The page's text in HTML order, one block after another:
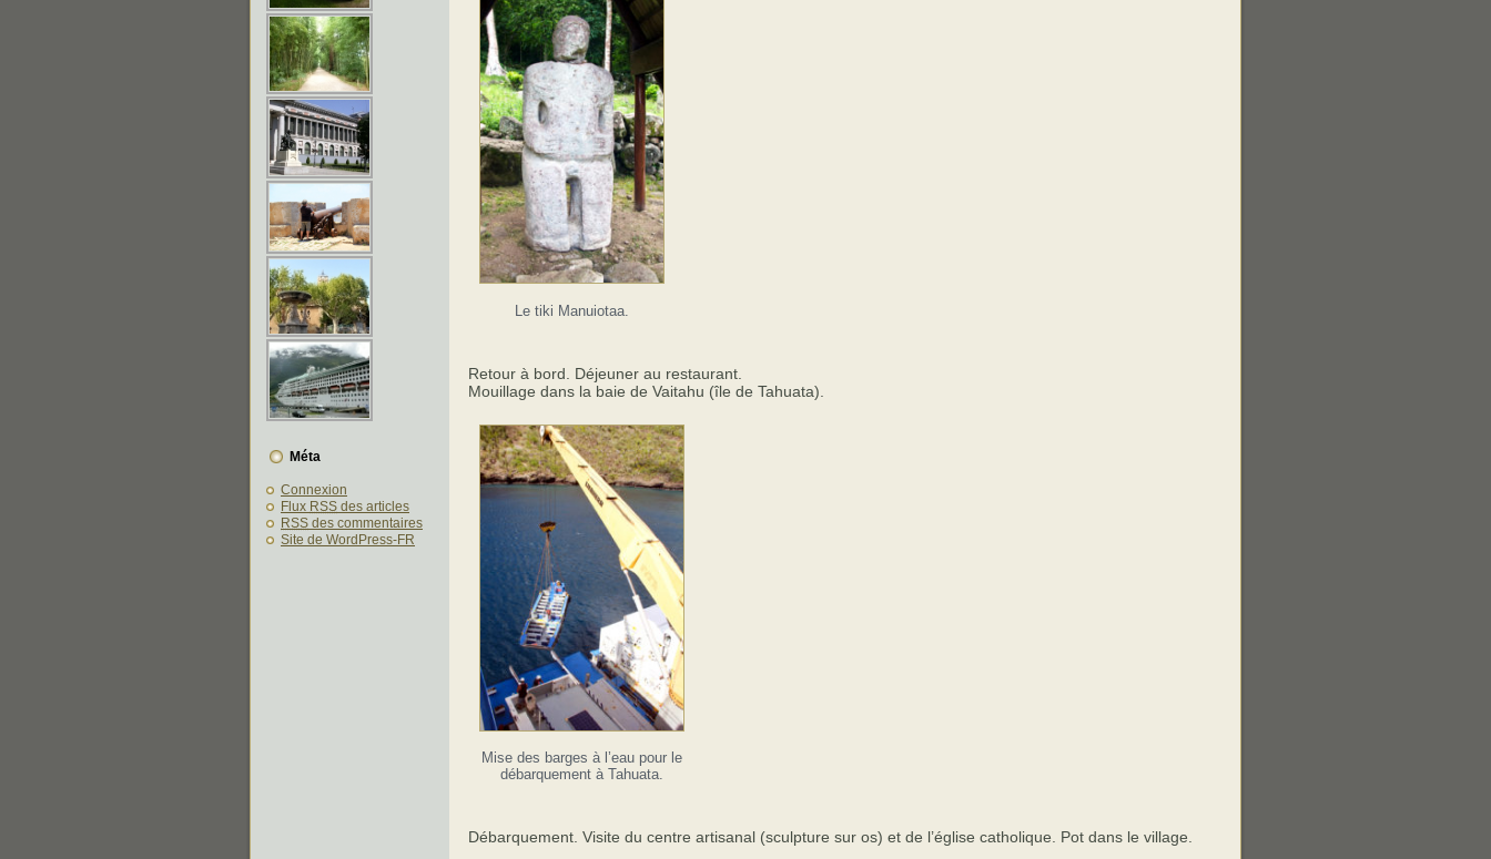
Méta
Connexion
Flux RSS des articles
RSS des commentaires
Site de WordPress-FR
Le tiki Manuiotaa.
Retour à bord. Déjeuner au restaurant.
Mouillage dans la baie de Vaitahu (île de Tahuata).
Mise des barges à l’eau pour le
débarquement à Tahuata.
Débarquement. Visite du centre artisanal (sculpture sur os) et de l’église catholique. Pot dans le village.